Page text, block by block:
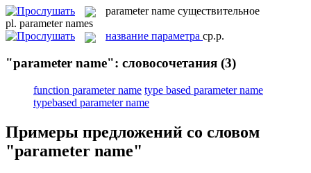
parameter name существительное
pl. parameter names
название параметра ср.р.
"parameter name": словосочетания (3)
function parameter name type based parameter name
typebased parameter name
Примеры предложений со словом
"parameter name"